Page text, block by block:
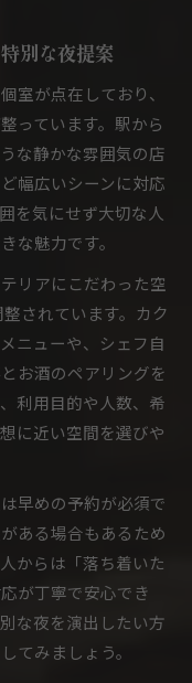
別な夜提案
室が点在しており、
っています。駅から
な静かな雰囲気の店
幅広いシーンに対応
を気にせず大切な人
な魅力です。
リアにこだわった空
されています。カク
ニューや、シェフ自
お酒のペアリングを
利用目的や人数、希
に近い空間を選びや
早めの予約が必須で
ある場合もあるため
からは「落ち着いた
が丁寧で安心でき
な夜を演出したい方
てみましょう。